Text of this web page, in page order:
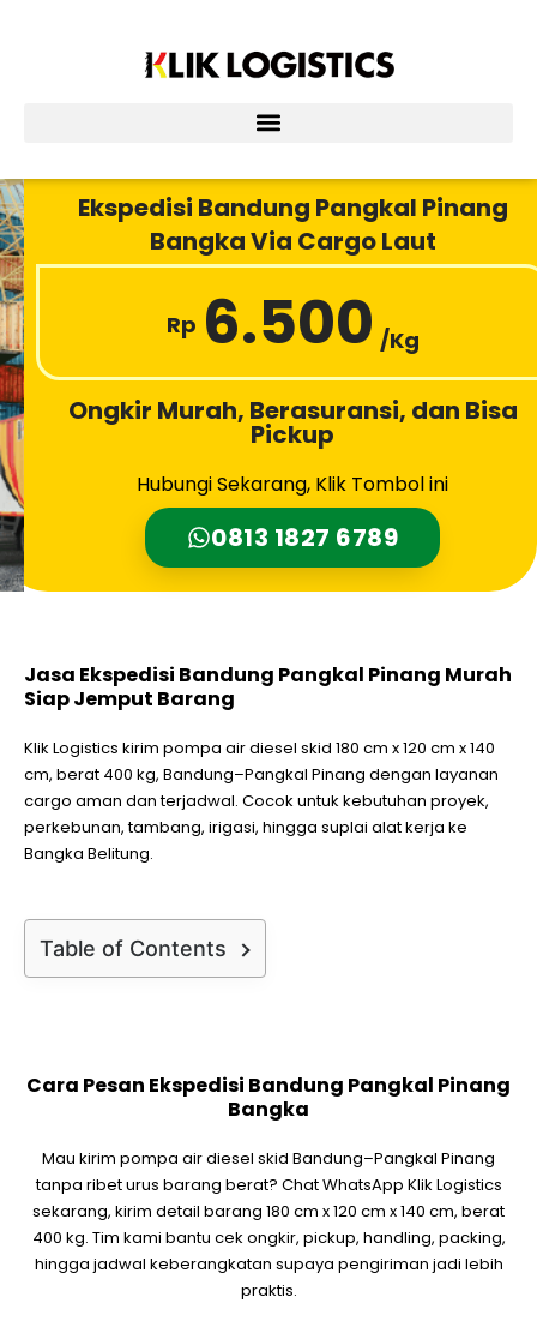
Ekspedisi Bandung Pangkal Pinang
Bangka Via Cargo Laut
Rp 6.500 /Kg
Ongkir Murah, Berasuransi, dan Bisa
Pickup
Hubungi Sekarang, Klik Tombol ini
0813 1827 6789
Jasa Ekspedisi Bandung Pangkal Pinang Murah
Siap Jemput Barang
Klik Logistics kirim pompa air diesel skid 180 cm x 120 cm x 140
cm, berat 400 kg, Bandung–Pangkal Pinang dengan layanan
cargo aman dan terjadwal. Cocok untuk kebutuhan proyek,
perkebunan, tambang, irigasi, hingga suplai alat kerja ke
Bangka Belitung.
Table of Contents
Cara Pesan Ekspedisi Bandung Pangkal Pinang
Bangka
Mau kirim pompa air diesel skid Bandung–Pangkal Pinang
tanpa ribet urus barang berat? Chat WhatsApp Klik Logistics
sekarang, kirim detail barang 180 cm x 120 cm x 140 cm, berat
400 kg. Tim kami bantu cek ongkir, pickup, handling, packing,
hingga jadwal keberangkatan supaya pengiriman jadi lebih
praktis.